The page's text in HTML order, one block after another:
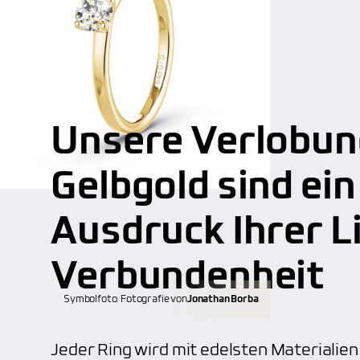
Unsere
Gelbgold sind
Ausdruck Ihrer
Verbundenheit
Jeder Ring wird mit edelsten
Symbolfoto. Fotografie vonJonathan Borba